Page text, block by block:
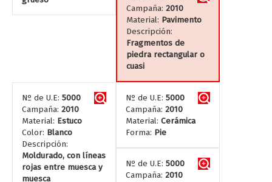
Campaña: 2010
Material: Pavimento
Descripción:
Fragmentos de
piedra rectangular o
cuasi
Nº de U.E: 5000
Campaña: 2010
Material: Estuco
Color: Blanco
Descripción:
Moldurado, con líneas
rojas entre muesca y
muesca
Nº de U.E: 5000
Campaña: 2010
Material: Cerámica
Forma: Pie
Nº de U.E: 5000
Campaña: 2010